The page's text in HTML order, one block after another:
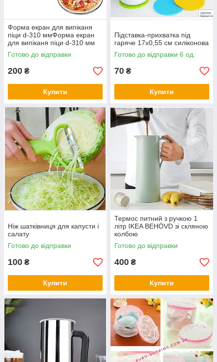
Форма екран для випіканя
піци d-310 ммФорма екран
для випіканя піци d-310 мм
Готово до відправки
200 ₴
Купити
Підставка-прихватка під
гаряче 17x0,55 см силіконова
Готово до відправки 6 од.
70 ₴
Купити
Ніж шатківниця для капусти і
салату
Готово до відправки
100 ₴
Купити
Термос питний з ручкою 1
літр IKEA BEHÖVD зі скляною
колбою
Готово до відправки
400 ₴
Купити